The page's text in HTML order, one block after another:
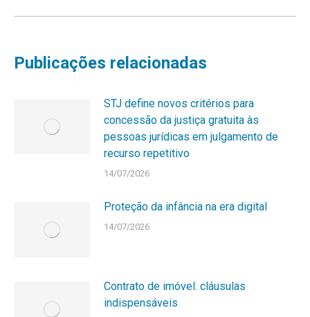
Publicações relacionadas
STJ define novos critérios para
concessão da justiça gratuita às
pessoas jurídicas em julgamento de
recurso repetitivo
14/07/2026
Proteção da infância na era digital
14/07/2026
Contrato de imóvel: cláusulas
indispensáveis